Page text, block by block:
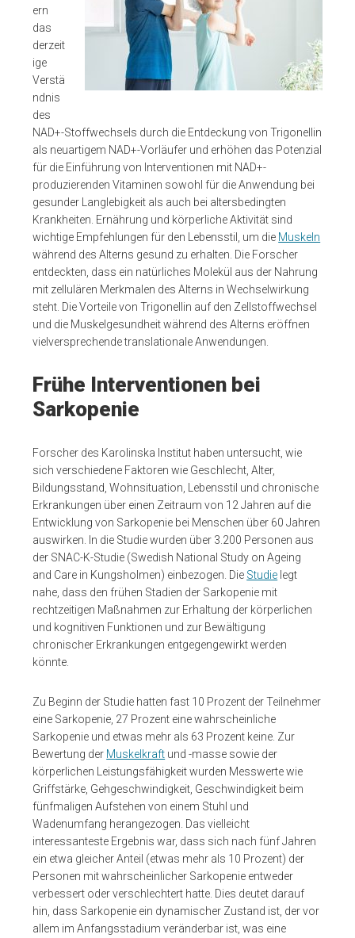
ern
das
derzeit
ige
Verstä
ndnis
des
NAD+-Stoffwechsels durch die Entdeckung von Trigonellin
als neuartigem NAD+-Vorläufer und erhöhen das Potenzial
für die Einführung von Interventionen mit NAD+-
produzierenden Vitaminen sowohl für die Anwendung bei
gesunder Langlebigkeit als auch bei altersbedingten
Krankheiten. Ernährung und körperliche Aktivität sind
wichtige Empfehlungen für den Lebensstil, um die Muskeln
während des Alterns gesund zu erhalten. Die Forscher
entdeckten, dass ein natürliches Molekül aus der Nahrung
mit zellulären Merkmalen des Alterns in Wechselwirkung
steht. Die Vorteile von Trigonellin auf den Zellstoffwechsel
und die Muskelgesundheit während des Alterns eröffnen
vielversprechende translationale Anwendungen.
Frühe Interventionen bei
Sarkopenie
Forscher des Karolinska Institut haben untersucht, wie
sich verschiedene Faktoren wie Geschlecht, Alter,
Bildungsstand, Wohnsituation, Lebensstil und chronische
Erkrankungen über einen Zeitraum von 12 Jahren auf die
Entwicklung von Sarkopenie bei Menschen über 60 Jahren
auswirken. In die Studie wurden über 3.200 Personen aus
der SNAC-K-Studie (Swedish National Study on Ageing
and Care in Kungsholmen) einbezogen. Die Studie legt
nahe, dass den frühen Stadien der Sarkopenie mit
rechtzeitigen Maßnahmen zur Erhaltung der körperlichen
und kognitiven Funktionen und zur Bewältigung
chronischer Erkrankungen entgegengewirkt werden
könnte.
Zu Beginn der Studie hatten fast 10 Prozent der Teilnehmer
eine Sarkopenie, 27 Prozent eine wahrscheinliche
Sarkopenie und etwas mehr als 63 Prozent keine. Zur
Bewertung der Muskelkraft und -masse sowie der
körperlichen Leistungsfähigkeit wurden Messwerte wie
Griffstärke, Gehgeschwindigkeit, Geschwindigkeit beim
fünfmaligen Aufstehen von einem Stuhl und
Wadenumfang herangezogen. Das vielleicht
interessanteste Ergebnis war, dass sich nach fünf Jahren
ein etwa gleicher Anteil (etwas mehr als 10 Prozent) der
Personen mit wahrscheinlicher Sarkopenie entweder
verbessert oder verschlechtert hatte. Dies deutet darauf
hin, dass Sarkopenie ein dynamischer Zustand ist, der vor
allem im Anfangsstadium veränderbar ist, was eine